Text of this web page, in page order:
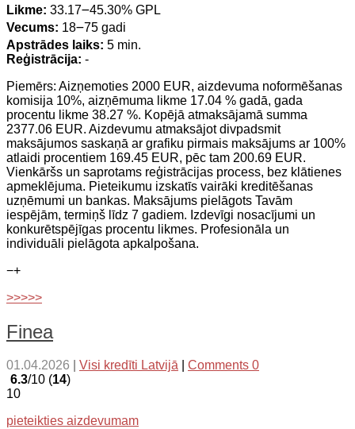
Likme: 33.17౼45.30% GPL
Vecums: 18౼75 gadi
Apstrādes laiks: 5 min.
Reģistrācija: -
Piemērs: Aizņemoties 2000 EUR, aizdevuma noformēšanas
komisija 10%, aizņēmuma likme 17.04 % gadā, gada
procentu likme 38.27 %. Kopējā atmaksājamā summa
2377.06 EUR. Aizdevumu atmaksājot divpadsmit
maksājumos saskaņā ar grafiku pirmais maksājums ar 100%
atlaidi procentiem 169.45 EUR, pēc tam 200.69 EUR.
Vienkāršs un saprotams reģistrācijas process, bez klātienes
apmeklējuma. Pieteikumu izskatīs vairāki kreditēšanas
uzņēmumi un bankas. Maksājums pielāgots Tavām
iespējām, termiņš līdz 7 gadiem. Izdevīgi nosacījumi un
konkurētspējīgas procentu likmes. Profesionāla un
individuāli pielāgota apkalpošana.
−+
>>>>>
Finea
01.04.2026 Visi kredīti Latvijā
Comments 0
6.3/10 (14)
10
pieteikties aizdevumam